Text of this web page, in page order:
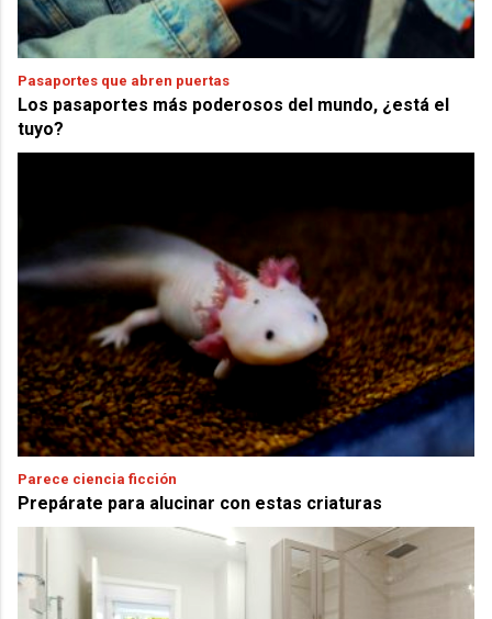
Pasaportes que abren puertas
Los pasaportes más poderosos del mundo, ¿está el
tuyo?
Parece ciencia ficción
Prepárate para alucinar con estas criaturas